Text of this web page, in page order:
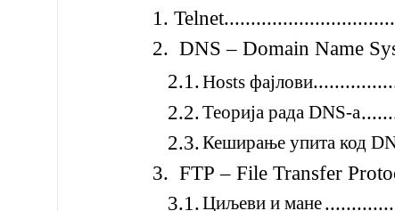
1.
2. DNS – Domain Name
2.1.Hosts фајлови
2.2.Теорија рада DNS-а
2.3.Кеширање упита код
3. FTP – File Transfer
3.1.Циљеви и мане